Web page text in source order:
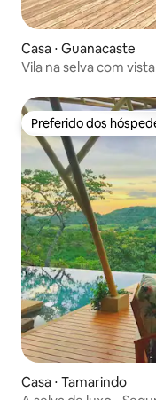
Casa ⋅ Guanacaste
Vila na selva com
Preferido dos
Preferido dos
Casa ⋅ Tamarindo